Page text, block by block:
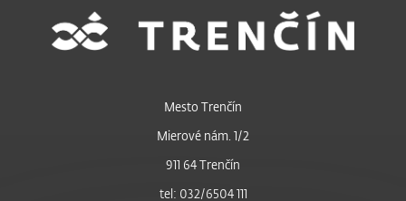
Mesto Trenčín
Mierové nám. 1/2
911 64 Trenčín
tel: 032/6504 111